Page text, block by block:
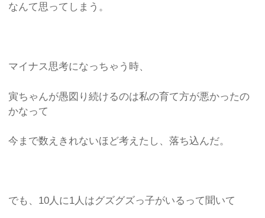
なんて思ってしまう。
マイナス思考になっちゃう時、
寅ちゃんが愚図り続けるのは私の育て方が悪かったの
かなって
今まで数えきれないほど考えたし、落ち込んだ。
でも、10人に1人はグズグズっ子がいるって聞いて